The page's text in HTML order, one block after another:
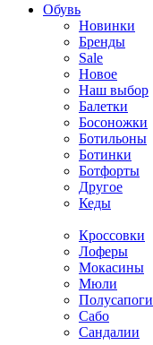
Обувь
Новинки
Бренды
Sale
Новое
Наш выбор
Балетки
Босоножки
Ботильоны
Ботинки
Ботфорты
Другое
Кеды
Кроссовки
Лоферы
Мокасины
Мюли
Полусапоги
Сабо
Сандалии